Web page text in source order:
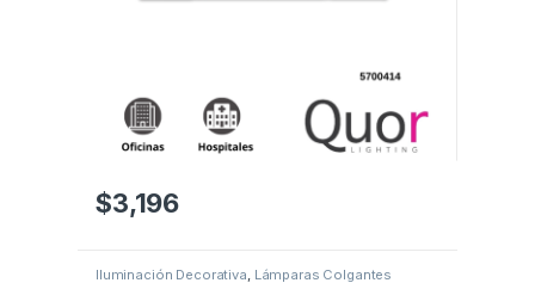
$3,196
Iluminación Decorativa Lámparas Colgantes